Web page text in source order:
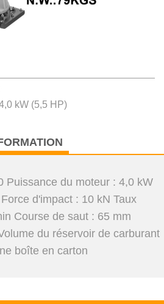
kW (5,5 HP)
Puissance du moteur : 4,0 kW
d'impact : 10 kN Taux
Course de saut : 65 mm
du réservoir de carburant
boîte en carton